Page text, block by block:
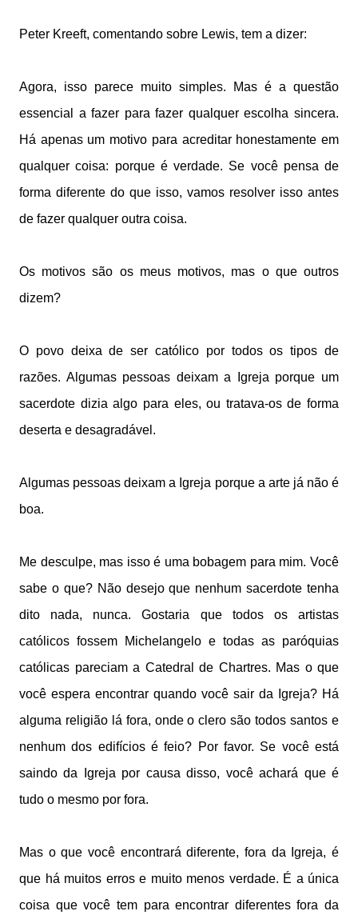
Peter Kreeft, comentando sobre Lewis, tem a dizer:
Agora, isso parece muito simples. Mas é a questão
essencial a fazer para fazer qualquer escolha sincera.
Há apenas um motivo para acreditar honestamente em
qualquer coisa: porque é verdade. Se você pensa de
forma diferente do que isso, vamos resolver isso antes
de fazer qualquer outra coisa.
Os motivos são os meus motivos, mas o que outros
dizem?
O povo deixa de ser católico por todos os tipos de
razões. Algumas pessoas deixam a Igreja porque um
sacerdote dizia algo para eles, ou tratava-os de forma
deserta e desagradável.
Algumas pessoas deixam a Igreja porque a arte já não é
boa.
Me desculpe, mas isso é uma bobagem para mim. Você
sabe o que? Não desejo que nenhum sacerdote tenha
dito nada, nunca. Gostaria que todos os artistas
católicos fossem Michelangelo e todas as paróquias
católicas pareciam a Catedral de Chartres. Mas o que
você espera encontrar quando você sair da Igreja? Há
alguma religião lá fora, onde o clero são todos santos e
nenhum dos edifícios é feio? Por favor. Se você está
saindo da Igreja por causa disso, você achará que é
tudo o mesmo por fora.
Mas o que você encontrará diferente, fora da Igreja, é
que há muitos erros e muito menos verdade. É a única
coisa que você tem para encontrar diferentes fora da